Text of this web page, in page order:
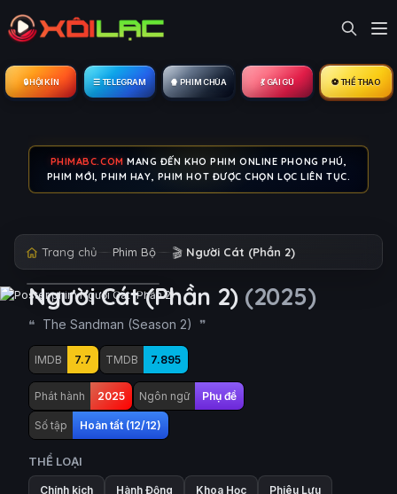
🔒︎ HỘI KÍN ☰ TELEGRAM 🍿 PHIM CHÙA 💃 GÁI GÚ ⚽ THỂ THAO
PHIMABC.COM MANG ĐẾN KHO PHIM ONLINE PHONG PHÚ,
PHIM MỚI, PHIM HAY, PHIM HOT ĐƯỢC CHỌN LỌC LIÊN TỤC.
Trang chủ Phim Bộ 🎬 Người Cát (Phần 2)
Người Cát (Phần 2) (2025)
The Sandman (Season 2)
IMDB 7.7 TMDB 7.895
Phát hành 2025 Ngôn ngữ Phụ đề
Số tập Hoàn tất (12/12)
THỂ LOẠI
Chính kịch Hành Động Khoa Học Phiêu Lưu